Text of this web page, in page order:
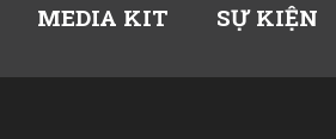
MEDIA KIT SỰ KIỆN